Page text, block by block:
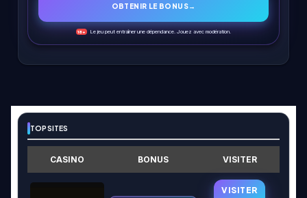
OBTENIR LE BONUS→
18+ Le jeu peut entraîner une dépendance. Jouez avec modération.
TOP SITES
CASINO BONUS VISITER
VISITER